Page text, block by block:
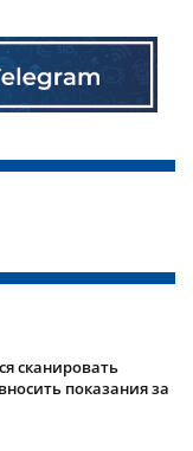
сканировать
показания за